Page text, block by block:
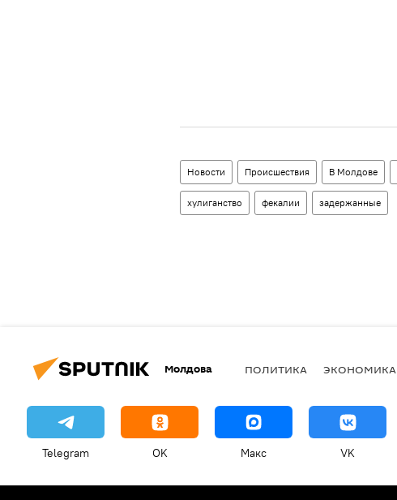
Новости Происшествия В Молдове
хулиганство фекалии задержанные
Молдова ПОЛИТИКА ЭКОНОМИКА
Telegram OK Макс VK